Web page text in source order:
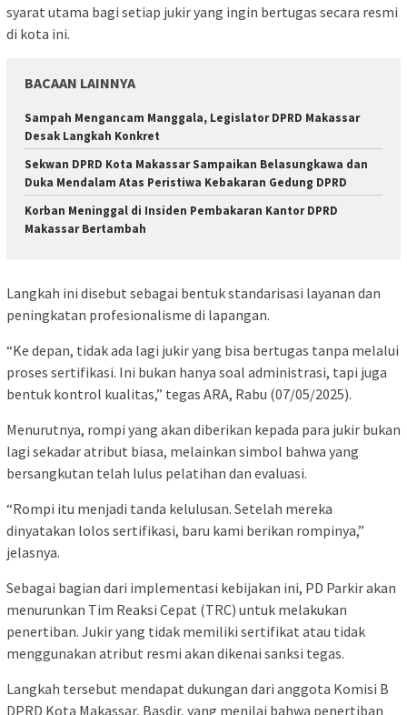
syarat utama bagi setiap jukir yang ingin bertugas secara resmi
di kota ini.
BACAAN LAINNYA
Sampah Mengancam Manggala, Legislator DPRD Makassar
Desak Langkah Konkret
Sekwan DPRD Kota Makassar Sampaikan Belasungkawa dan
Duka Mendalam Atas Peristiwa Kebakaran Gedung DPRD
Korban Meninggal di Insiden Pembakaran Kantor DPRD
Makassar Bertambah
Langkah ini disebut sebagai bentuk standarisasi layanan dan
peningkatan profesionalisme di lapangan.
“Ke depan, tidak ada lagi jukir yang bisa bertugas tanpa melalui
proses sertifikasi. Ini bukan hanya soal administrasi, tapi juga
bentuk kontrol kualitas,” tegas ARA, Rabu (07/05/2025).
Menurutnya, rompi yang akan diberikan kepada para jukir bukan
lagi sekadar atribut biasa, melainkan simbol bahwa yang
bersangkutan telah lulus pelatihan dan evaluasi.
“Rompi itu menjadi tanda kelulusan. Setelah mereka
dinyatakan lolos sertifikasi, baru kami berikan rompinya,”
jelasnya.
Sebagai bagian dari implementasi kebijakan ini, PD Parkir akan
menurunkan Tim Reaksi Cepat (TRC) untuk melakukan
penertiban. Jukir yang tidak memiliki sertifikat atau tidak
menggunakan atribut resmi akan dikenai sanksi tegas.
Langkah tersebut mendapat dukungan dari anggota Komisi B
DPRD Kota Makassar, Basdir, yang menilai bahwa penertiban